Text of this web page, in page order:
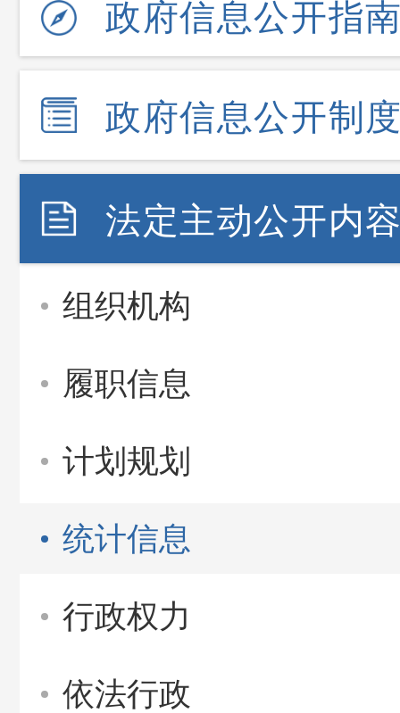
政府信息公开指
政府信息公开制
法定主动公开内
组织机构
履职信息
计划规划
统计信息
行政权力
依法行政